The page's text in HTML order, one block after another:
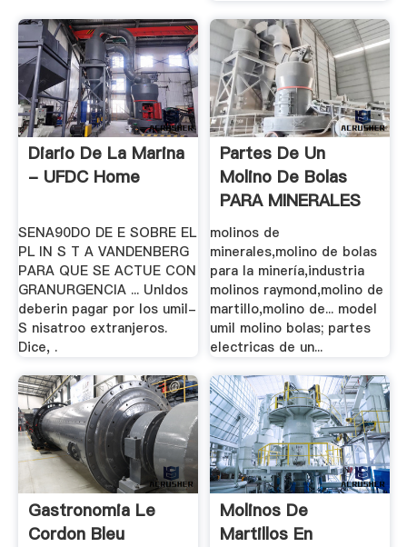
Diario De La Marina
- UFDC Home
SENA90DO DE E SOBRE EL
PL IN S T A VANDENBERG
PARA QUE SE ACTUE CON
GRANURGENCIA ... Unldos
deberin pagar por los umil-
S nisatroo extranjeros.
Dice, .
Partes De Un
Molino De Bolas
PARA MINERALES
molinos de
minerales,molino de bolas
para la minería,industria
molinos raymond,molino de
martillo,molino de... model
umil molino bolas; partes
electricas de un...
Gastronomia Le
Cordon Bleu
Molinos De
Martillos En